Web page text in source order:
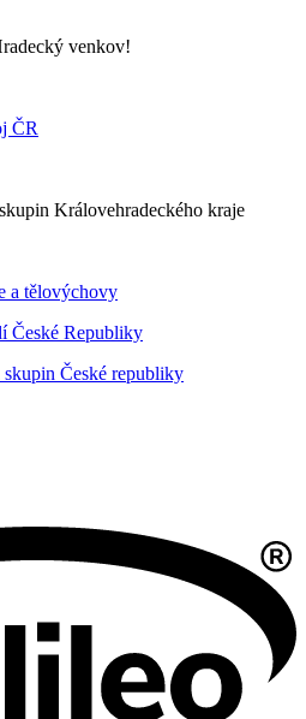
venkov!
ČR
Královehradeckého kraje
a tělovýchovy
České Republiky
České republiky